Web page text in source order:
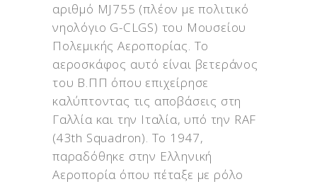
αριθμό MJ755 (πλέον με πολιτικό
νηολόγιο G-CLGS) του Μουσείου
Πολεμικής Αεροπορίας. Το
αεροσκάφος αυτό είναι βετεράνος
του Β.ΠΠ όπου επιχείρησε
καλύπτοντας τις αποβάσεις στη
Γαλλία και την Ιταλία, υπό την RAF
(43th Squadron). Το 1947,
παραδόθηκε στην Ελληνική
Αεροπορία όπου πέταξε με ρόλο